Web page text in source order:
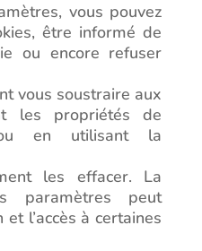
vous pouvez
être informé de
ou encore refuser
vous soustraire aux
les propriétés de
en utilisant la
les effacer. La
paramètres peut
l’accès à certaines